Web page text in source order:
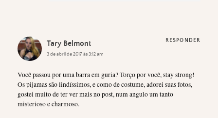
Tary Belmont
3 de abril de 2017 às 3:12 am
Você passou por uma barra em guria? Torço por você, stay strong!
Os pijamas são lindíssimos, e como de costume, adorei suas fotos,
gostei muito de ter ver mais no post, num angulo um tanto
misterioso e charmoso.
RESPONDER